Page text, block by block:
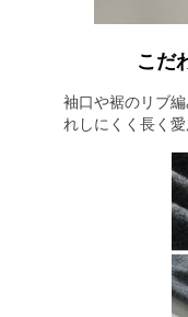
こだ
袖口や裾のリブ
れしにくく長く愛